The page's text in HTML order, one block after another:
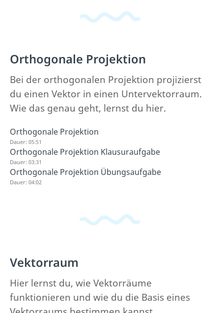
Orthogonale Projektion
Bei der orthogonalen Projektion projizierst
du einen Vektor in einen Untervektorraum.
Wie das genau geht, lernst du hier.
Orthogonale Projektion
Dauer: 05:51
Orthogonale Projektion Klausuraufgabe
Dauer: 03:31
Orthogonale Projektion Übungsaufgabe
Dauer: 04:02
Vektorraum
Hier lernst du, wie Vektorräume
funktionieren und wie du die Basis eines